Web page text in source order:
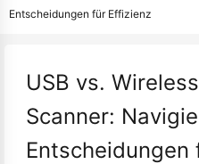
Entscheidungen für Effizienz
USB vs.
Scanner:
Entscheidungen